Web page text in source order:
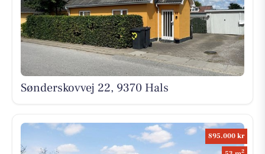
Sønderskovvej 22, 9370 Hals
895.000 kr
2